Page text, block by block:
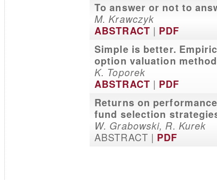
To answer or not to
M. Krawczyk
ABSTRACT | PDF
Simple is better.
option valuation
K. Toporek
ABSTRACT | PDF
Returns on
fund selection
W. Grabowski, R. Kurek
ABSTRACT | PDF